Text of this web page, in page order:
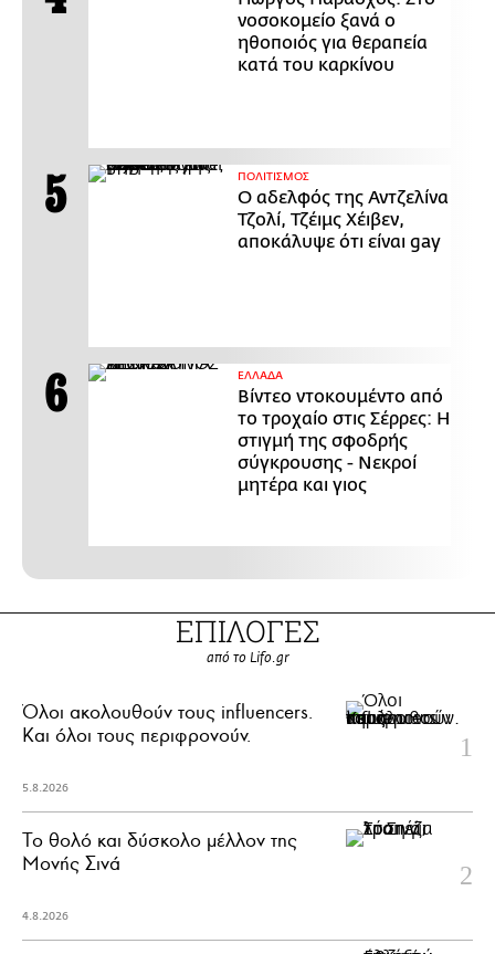
νοσοκομείο ξανά ο
ηθοποιός για θεραπεία
κατά του καρκίνου
ΠΟΛΙΤΙΣΜΟΣ
Ο αδελφός της Αντζελίνα
Τζολί, Τζέιμς Χέιβεν,
αποκάλυψε ότι είναι gay
ΕΛΛΑΔΑ
Βίντεο ντοκουμέντο από
το τροχαίο στις Σέρρες: Η
στιγμή της σφοδρής
σύγκρουσης - Νεκροί
μητέρα και γιος
ΕΠΙΛΟΓΕΣ
από το Lifo.gr
Όλοι ακολουθούν τους influencers.
Και όλοι τους περιφρονούν.
5.8.2026
Το θολό και δύσκολο μέλλον της
Μονής Σινά
4.8.2026